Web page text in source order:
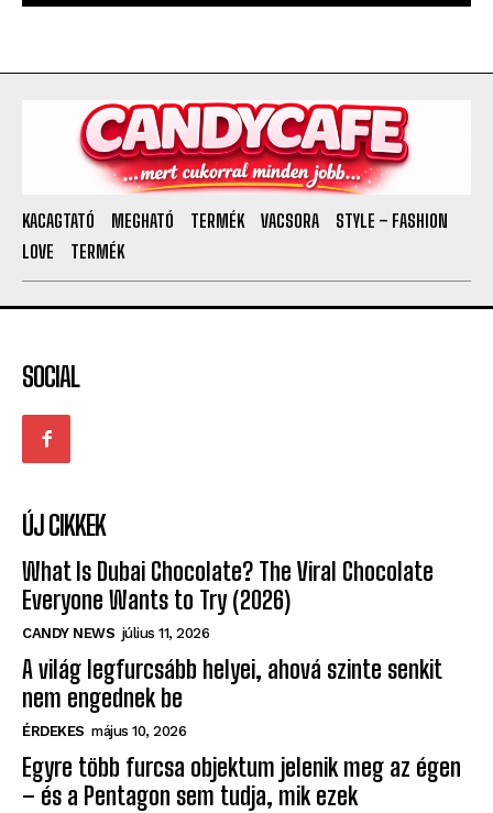
KACAGTATÓ MEGHATÓ TERMÉK VACSORA
STYLE – FASHION
LOVE
TERMÉK
SOCIAL
ÚJ CIKKEK
What Is Dubai Chocolate? The Viral Chocolate
Everyone Wants to Try (2026)
CANDY NEWS július 11, 2026
A világ legfurcsább helyei, ahová szinte senkit
nem engednek be
ÉRDEKES május 10, 2026
Egyre több furcsa objektum jelenik meg az égen
– és a Pentagon sem tudja, mik ezek